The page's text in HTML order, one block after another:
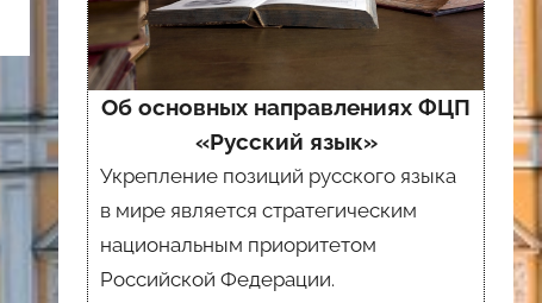
Об основных направлениях ФЦП
«Русский язык»
Укрепление позиций русского языка
в мире является стратегическим
национальным приоритетом
Российской Федерации.